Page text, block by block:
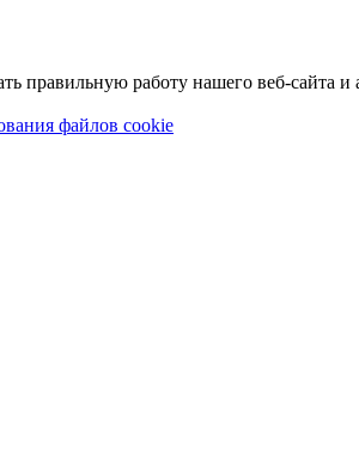
правильную работу нашего веб-сайта и
файлов cookie